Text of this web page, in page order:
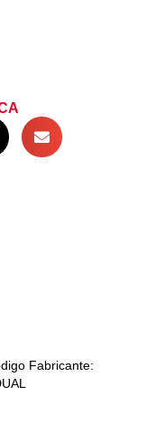
Fabricante: